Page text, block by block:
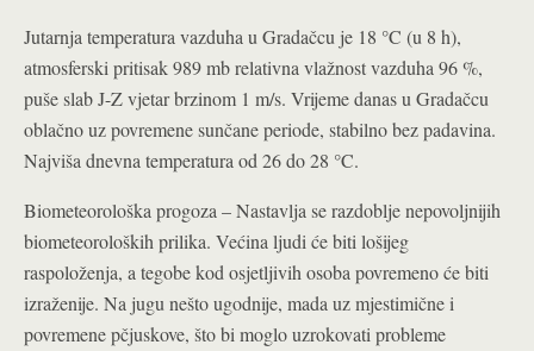
Jutarnja temperatura vazduha u Gradačcu je 18 °C (u 8 h),
atmosferski pritisak 989 mb relativna vlažnost vazduha 96 %,
puše slab J-Z vjetar brzinom 1 m/s. Vrijeme danas u Gradačcu
oblačno uz povremene sunčane periode, stabilno bez padavina.
Najviša dnevna temperatura od 26 do 28 °C.
Biometeorološka progoza – Nastavlja se razdoblje nepovoljnijih
biometeoroloških prilika. Većina ljudi će biti lošijeg
raspoloženja, a tegobe kod osjetljivih osoba povremeno će biti
izraženije. Na jugu nešto ugodnije, mada uz mjestimične i
povremene pčjuskove, što bi moglo uzrokovati probleme